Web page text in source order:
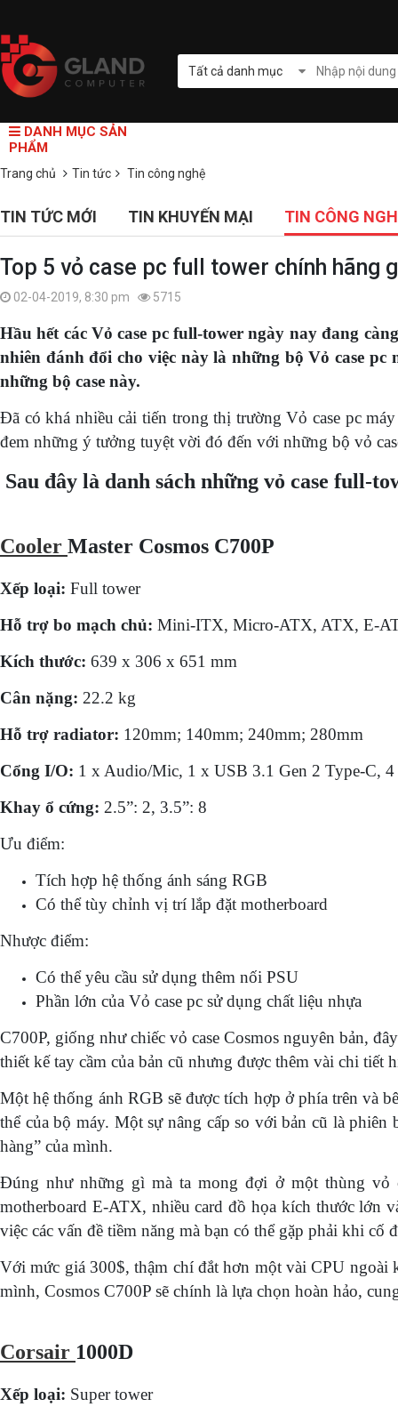
Tất cả danh mục
DANH MỤC SẢN
PHẨM
Trang chủ Tin tức Tin công nghệ
TIN TỨC MỚI TIN KHUYẾN MẠI TIN CÔNG
Top 5 vỏ case pc full tower chính hãng
02-04-2019, 8:30 pm 5715
Hầu hết các Vỏ case pc full-tower ngày nay đang
nhiên đánh đổi cho việc này là những bộ Vỏ case
những bộ case này.
Đã có khá nhiều cải tiến trong thị trường Vỏ case pc
đem những ý tưởng tuyệt vời đó đến với những bộ vỏ
Sau đây là danh sách những vỏ case full-
Cooler Master Cosmos C700P
Xếp loại: Full tower
Hỗ trợ bo mạch chủ: Mini-ITX, Micro-ATX, ATX, E-
Kích thước: 639 x 306 x 651 mm
Cân nặng: 22.2 kg
Hỗ trợ radiator: 120mm; 140mm; 240mm; 280mm
Cổng I/O: 1 x Audio/Mic, 1 x USB 3.1 Gen 2 Type-C,
Khay ổ cứng: 2.5”: 2, 3.5”: 8
Ưu điểm:
Tích hợp hệ thống ánh sáng RGB
Có thể tùy chỉnh vị trí lắp đặt motherboard
Nhược điểm:
Có thể yêu cầu sử dụng thêm nối PSU
Phần lớn của Vỏ case pc sử dụng chất liệu nhựa
C700P, giống như chiếc vỏ case Cosmos nguyên bản,
thiết kế tay cầm của bản cũ nhưng được thêm vài chi tiết
Một hệ thống ánh RGB sẽ được tích hợp ở phía trên và
thể của bộ máy. Một sự nâng cấp so với bản cũ là
hàng” của mình.
Đúng như những gì mà ta mong đợi ở một thùng vỏ
motherboard E-ATX, nhiều card đồ họa kích thước lớn
việc các vấn đề tiềm năng mà bạn có thể gặp phải khi
Với mức giá 300$, thậm chí đắt hơn một vài CPU ngoài
mình, Cosmos C700P sẽ chính là lựa chọn hoàn hảo,
Corsair 1000D
Xếp loại: Super tower